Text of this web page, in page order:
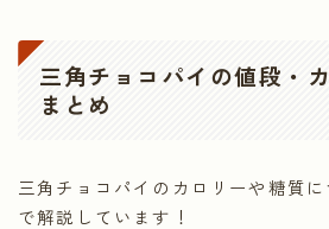
三角チョコパイの値段・
まとめ
三角チョコパイのカロリーや糖質
で解説しています！